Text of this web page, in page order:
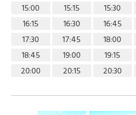
15:00
15:15 15:30
16:15
16:30 16:45
17:30
17:45 18:00
18:45
19:00 19:15
20:00
20:15 20:30